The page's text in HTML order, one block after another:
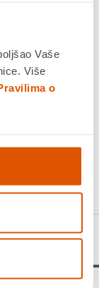
Vaše
Više
o
karticama